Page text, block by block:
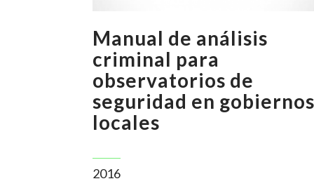
Manual de análisis
criminal para
observatorios de
seguridad en gobiernos
locales
2016